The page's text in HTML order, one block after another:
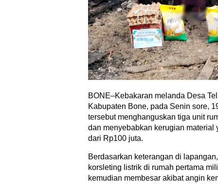
BONE–Kebakaran melanda Desa
Kabupaten Bone, pada Senin sore,
tersebut menghanguskan tiga unit
dan menyebabkan kerugian material
dari Rp100 juta.
Berdasarkan keterangan di
korsleting listrik di rumah pertama
kemudian membesar akibat angin